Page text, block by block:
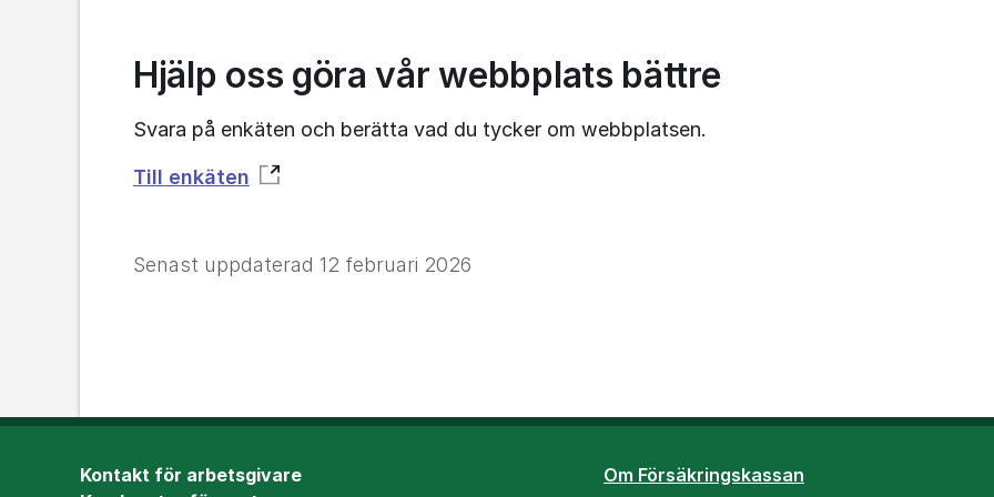
Hjälp oss göra vår webbplats bättre
Svara på enkäten och berätta vad du tycker om webbplatsen.
Till enkäten
Senast uppdaterad 12 februari 2026
Kontakt för arbetsgivare
Om Försäkringskassan